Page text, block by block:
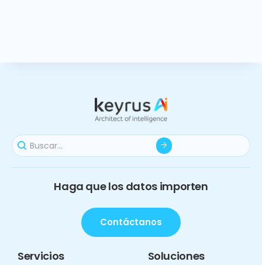
Haga que los datos importen
Contáctanos
Servicios Soluciones